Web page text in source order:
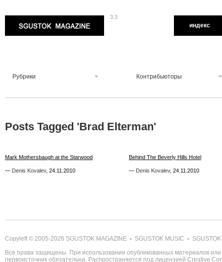
3.3
индекс
Рубрики Контрибьюторы
Posts Tagged 'Brad Elterman'
Mark Mothersbaugh at the Starwood
— Denis Kovalev, 24.11.2010
Mark Mothersbaugh at the Starwood
— Denis Kovalev, 24.11.2010
Behind The Beverly Hills Hotel
— Denis Kovalev, 24.11.2010
Behind The Beverly Hills Hotel
— Denis Kovalev, 24.11.2010
Copyleft © 2005-2026 SGUSTOK MAGAZINE • SGUSTOK MUSIC •
Все права защищены. При использовании опубликованных материалов
первоисточник обязательна. Распространяется под лицензией Creative